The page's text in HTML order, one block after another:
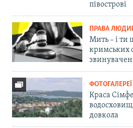
півострові
ПРАВА
Мить – і ти
кримських
ФОТОГАЛЕРЕЇ
Краса
довкола